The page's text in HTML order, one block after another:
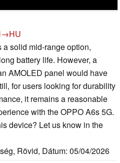
solid mid-range option,
battery life. However, a
AMOLED panel would have
for users looking for durability
it remains a reasonable
with the OPPO A6s 5G.
device? Let us know in the
Rövid, Dátum: 05/04/2026